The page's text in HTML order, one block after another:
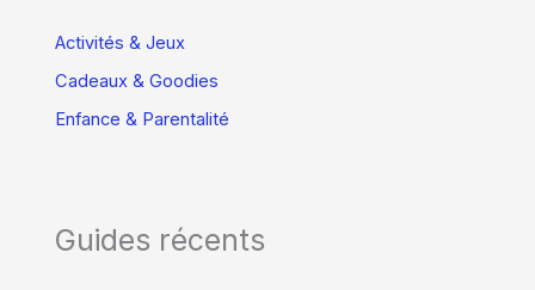
Activités & Jeux
Cadeaux & Goodies
Enfance & Parentalité
Guides récents